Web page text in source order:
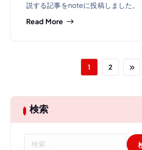
説する記事をnoteに投稿しました。
Read More
1 2
検索